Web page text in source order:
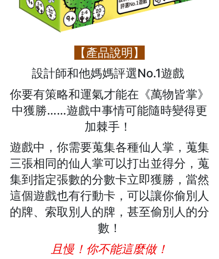
【產品說明】
設計師和他媽媽評選No.1遊戲
你要有策略和運氣才能在《萬物皆掌》
中獲勝……遊戲中事情可能隨時變得更
加棘手！
遊戲中，你需要蒐集各種仙人掌，蒐集
三張相同的仙人掌可以打出並得分，蒐
集到指定張數的分數卡立即獲勝，當然
這個遊戲也有行動卡，可以讓你偷別人
的牌、索取別人的牌，甚至偷別人的分
數！
且慢！你不能這麼做！